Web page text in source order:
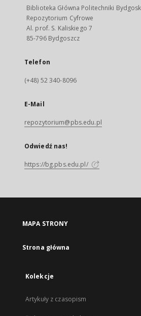
Biblioteka Główna Politechniki
Repozytorium Cyfrowe
Al. prof. S. Kaliskiego 7
85-796 Bydgoszcz
Telefon
(+48) 52 340-8096
E-Mail
repozytorium@pbs.edu.pl
Odwiedź nas!
https://bg.pbs.edu.pl/
MAPA STRONY
Strona główna
Kolekcje
Artykuły z czasopism